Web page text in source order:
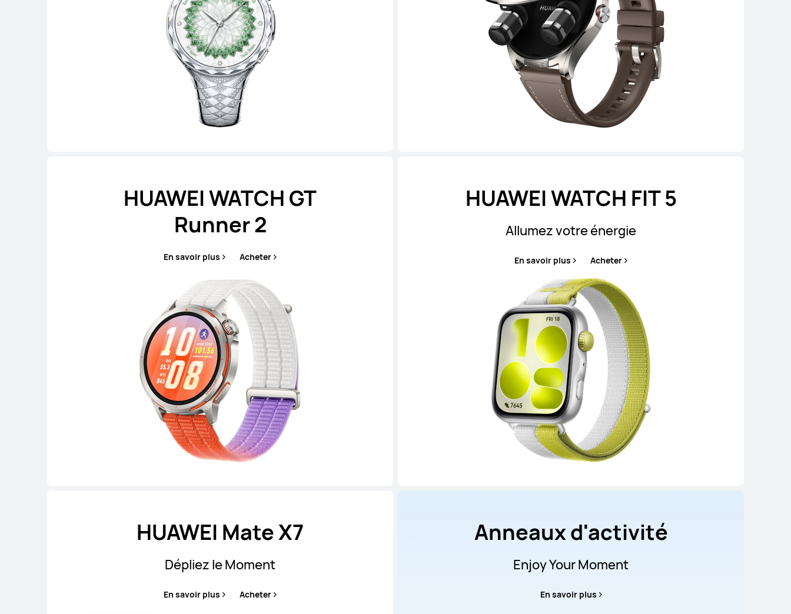
HUAWEI WATCH GT
Runner 2
En savoir plus Acheter
HUAWEI WATCH FIT 5
Allumez votre énergie
En savoir plus Acheter
HUAWEI Mate X7
Dépliez le Moment
En savoir plus Acheter
Anneaux d'activité
Enjoy Your Moment
En savoir plus